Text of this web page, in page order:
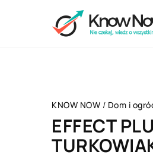
KNOW NOW / Dom i
EFFECT